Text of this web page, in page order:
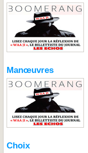
Manœuvres
Choix